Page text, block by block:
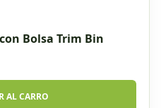
Bolsa Trim Bin
AL CARRO